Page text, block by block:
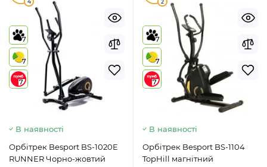
7
7
7
В наявності
Орбітрек Besport BS-1020E
RUNNER Чорно-жовтий
7
7
7
В наявності
Орбітрек Besport BS-1104
TopHill магнітний